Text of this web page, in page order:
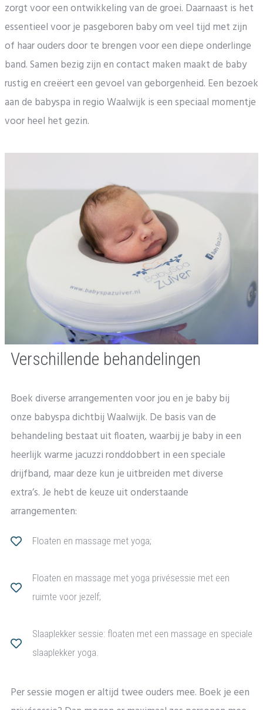
zorgt voor een ontwikkeling van de groei. Daarnaast is het
essentieel voor je pasgeboren baby om veel tijd met zijn
of haar ouders door te brengen voor een diepe onderlinge
band. Samen bezig zijn en contact maken maakt de baby
rustig en creëert een gevoel van geborgenheid. Een bezoek
aan de babyspa in regio Waalwijk is een speciaal momentje
voor heel het gezin.
Verschillende behandelingen
Boek diverse arrangementen voor jou en je baby bij
onze babyspa dichtbij Waalwijk. De basis van de
behandeling bestaat uit floaten, waarbij je baby in een
heerlijk warme jacuzzi ronddobbert in een speciale
drijfband, maar deze kun je uitbreiden met diverse
extra’s. Je hebt de keuze uit onderstaande
arrangementen:
Floaten en massage met yoga;
Floaten en massage met yoga privésessie met een
ruimte voor jezelf;
Slaaplekker sessie: floaten met een massage en speciale
slaaplekker yoga.
Per sessie mogen er altijd twee ouders mee. Boek je een